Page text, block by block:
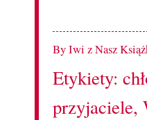
ByIwi z Nasz
Etykiety:
przyjaciele,